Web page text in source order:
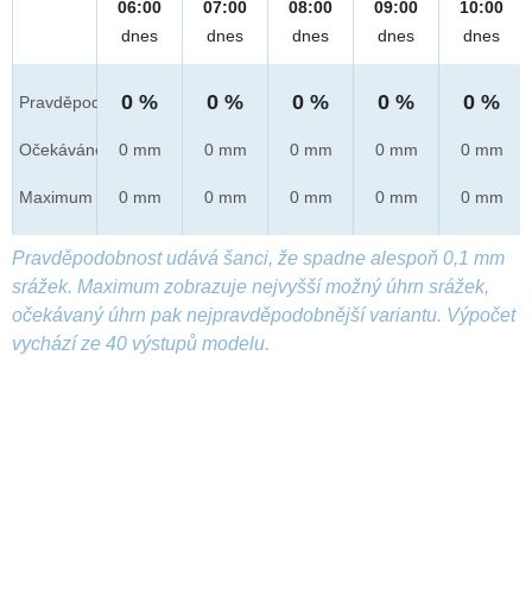
Pravděpod.
Očekáváno
Maximum
06:00
dnes
0 %
0 mm
0 mm
07:00
dnes
0 %
0 mm
0 mm
08:00
dnes
0 %
0 mm
0 mm
09:00
dnes
0 %
0 mm
0 mm
10:00
dnes
0 %
0 mm
0 mm
Pravděpodobnost udává šanci, že spadne alespoň 0,1 mm
srážek. Maximum zobrazuje nejvyšší možný úhrn srážek,
očekávaný úhrn pak nejpravděpodobnější variantu. Výpočet
vychází ze 40 výstupů modelu.